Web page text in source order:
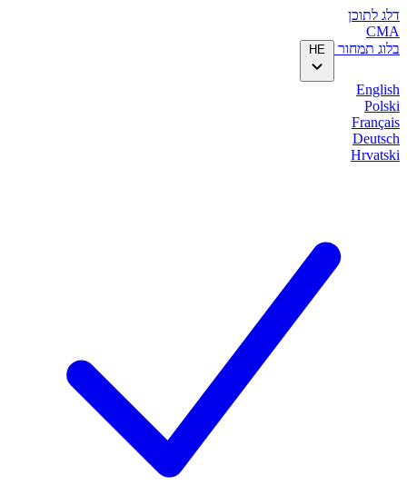
דלג לתוכן
CMA
בלוג תמחור HE
English
Polski
Français
Deutsch
Hrvatski